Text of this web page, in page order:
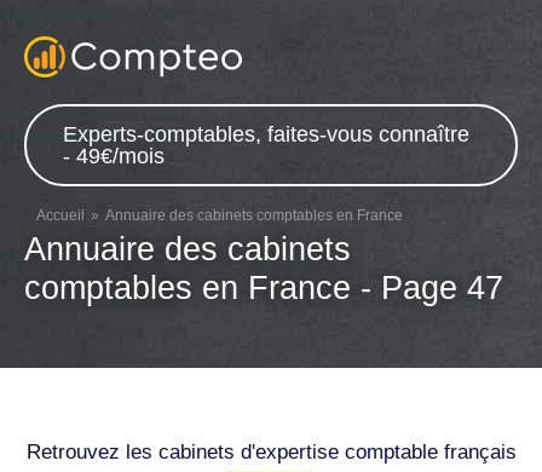
Experts-comptables, faites-vous connaître
- 49€/mois
Accueil Annuaire des cabinets comptables en France
Annuaire des cabinets
comptables en France - Page 47
Retrouvez les cabinets d'expertise comptable français